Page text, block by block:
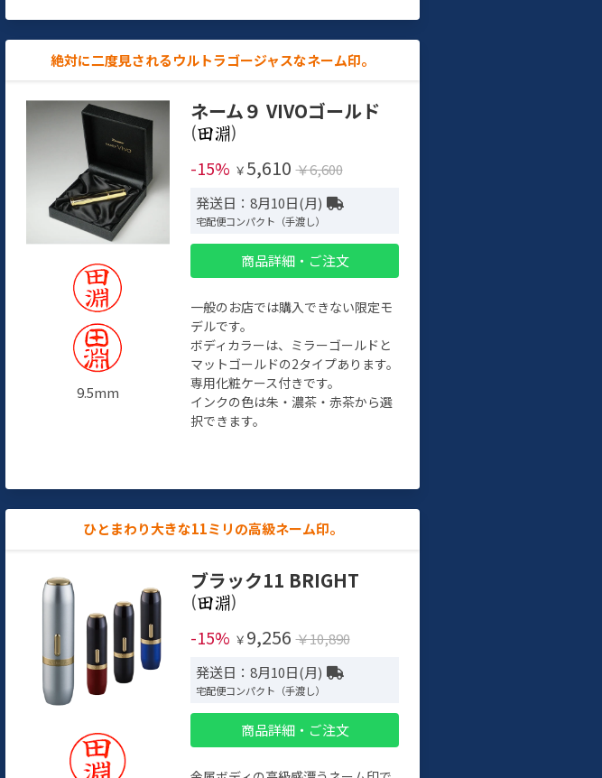
絶対に二度見されるウルトラゴージャスなネーム印。
9.5mm
ネーム９ VIVOゴールド
(
)
-15% ￥ 5,610 ￥6,600
発送日：8月10日(月)
宅配便コンパクト（手渡し）
商品詳細・ご注文
一般のお店では購入できない限定モ
デルです。
ボディカラーは、ミラーゴールドと
マットゴールドの2タイプあります。
専用化粧ケース付きです。
インクの色は朱・濃茶・赤茶から選
択できます。
ひとまわり大きな11ミリの高級ネーム印。
ブラック11 BRIGHT
(
)
-15% ￥ 9,256 ￥10,890
発送日：8月10日(月)
宅配便コンパクト（手渡し）
商品詳細・ご注文